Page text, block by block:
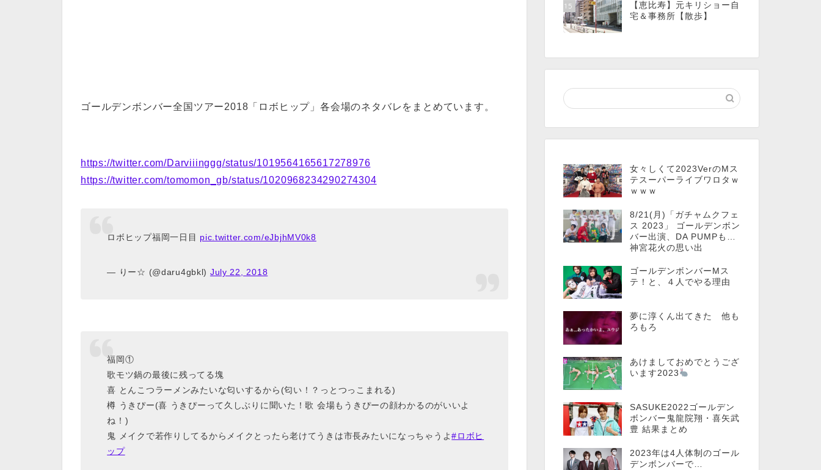
ゴールデンボンバー全国ツアー2018「ロボヒップ」各会場のネタバレをまとめています。
https://twitter.com/Darviiinggg/status/1019564165617278976
https://twitter.com/tomomon_gb/status/1020968234290274304
ロボヒップ福岡一日目 pic.twitter.com/eJbjhMV0k8
— りー☆ (@daru4gbkl) July 22, 2018
福岡①
歌モツ鍋の最後に残ってる塊
喜 とんこつラーメンみたいな匂いするから(匂い！？っとつっこまれる)
樽 うきぴー(喜 うきぴーって久しぶりに聞いた！歌 会場もうきぴーの顔わかるのがいいよ
ね！)
鬼 メイクで若作りしてるからメイクとったら老けてうきは市長みたいになっちゃうよ#ロボヒ
ップ
15
【恵比寿】元キリショー自
宅＆事務所【散歩】
女々しくて2023VerのMス
テスーパーライブワロタｗ
ｗｗｗ
8/21(月)「ガチャムクフェ
ス 2023」 ゴールデンボン
バー出演、DA PUMPも…
神宮花火の思い出
ゴールデンボンバーMス
テ！と、４人でやる理由
夢に淳くん出てきた 他も
ろもろ
あけましておめでとうござ
います2023
SASUKE2022ゴールデン
ボンバー鬼龍院翔・喜矢武
豊 結果まとめ
2023年は4人体制のゴール
デンボンバーで…